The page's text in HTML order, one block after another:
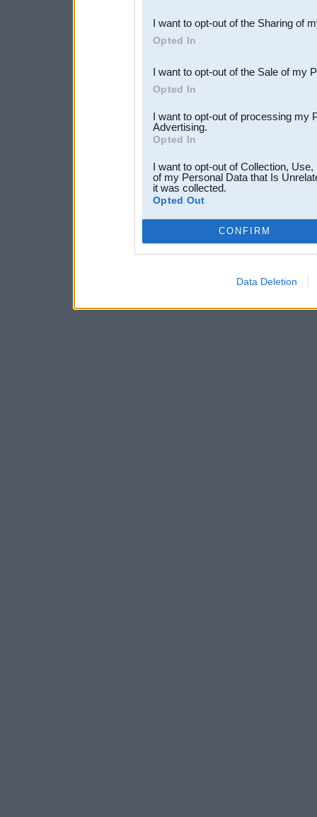
Downstream Participants
third parties.
I want to opt-out of the Sharing of
Opted In
I want to opt-out of the Sale of my
Opted In
I want to opt-out of processing my
Advertising.
Opted In
I want to opt-out of Collection,
of my Personal Data that Is
it was collected.
Opted Out
CONFIRM
Data Deletion